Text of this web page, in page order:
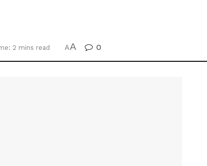
2 mins read AA 0